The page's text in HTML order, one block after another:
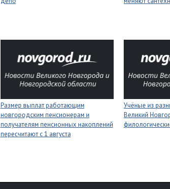
Размер выплат работающим
новгородским пенсионерам и
получателям пенсионных накоплений
пересчитают с 1 августа
Учёные из
Великий